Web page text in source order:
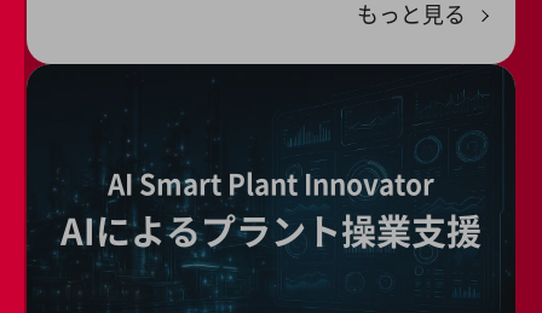
ドコモケータイ
5G対応ホームルーター
通信モジュール製品
衛星携帯電話
IOT完了済みメーカーブランド製品
料金
料金TOP
もっと見る
AI Smart Plant Innovator
AIによるプラント操業支援